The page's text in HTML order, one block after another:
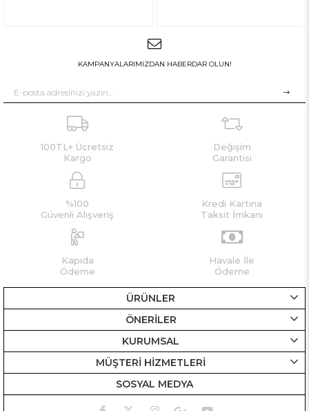
KAMPANYALARIMIZDAN HABERDAR OLUN!
100TL+ Ücretsiz
Kargo
Değişim
Garantisi
%100
Güvenli Alışveriş
Kredi Kartına
Taksit İmkanı
Kapıda
Ödeme
Havale İle
Ödeme
ÜRÜNLER
ÖNERİLER
KURUMSAL
MÜŞTERİ HİZMETLERİ
SOSYAL MEDYA